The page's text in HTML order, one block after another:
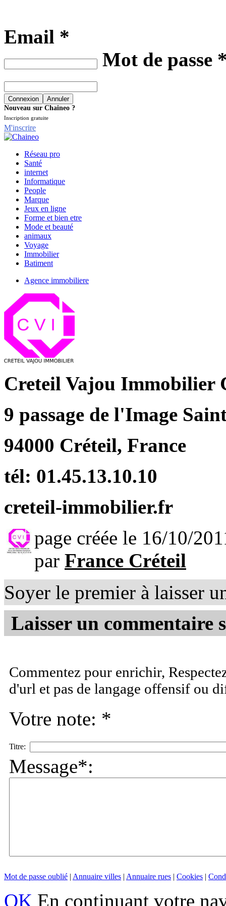
Email *
Mot de passe
Nouveau sur Chaineo ?
Inscription gratuite
M'inscrire
Réseau pro
Santé
internet
Informatique
People
Marque
Jeux en ligne
Forme et bien etre
Mode et beauté
animaux
Voyage
Immobilier
Batiment
Agence immobiliere
Creteil Vajou Immobilier
9 passage de l'Image
94000 Créteil, France
tél: 01.45.13.10.10
creteil-immobilier.fr
page créée le 16/10/
par France Créteil
Soyer le premier à laisser
Laisser un commentaire
Commentez pour enrichir,
d'url et pas de langage offensif ou
Votre note: *
Titre:
Message*:
Mot de passe oublié | Annuaire villes | Annuaire rues | Cookies |
OK En continuant votre